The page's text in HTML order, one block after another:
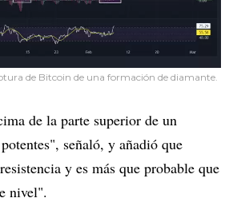
de Bitcoin de una formación de diamante.
de la parte superior de un
señaló, y añadió que
y es más que probable que
nivel".